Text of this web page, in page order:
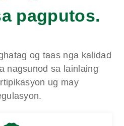
pagputos.
og taas nga kalidad
nagsunod sa lainlaing
ug may